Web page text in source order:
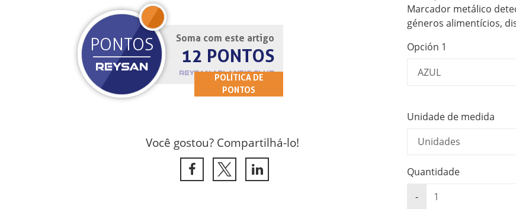
Soma com este artigo
12 PONTOS
REYSAN ATLANTIC CLUB
POLÍTICA DE
PONTOS
PONTOS
REYSAN
JOIN
Você gostou? Compartilhá-lo!
Marcador metálico
géneros alimentícios,
Opción 1
Unidade de medida
Quantidade